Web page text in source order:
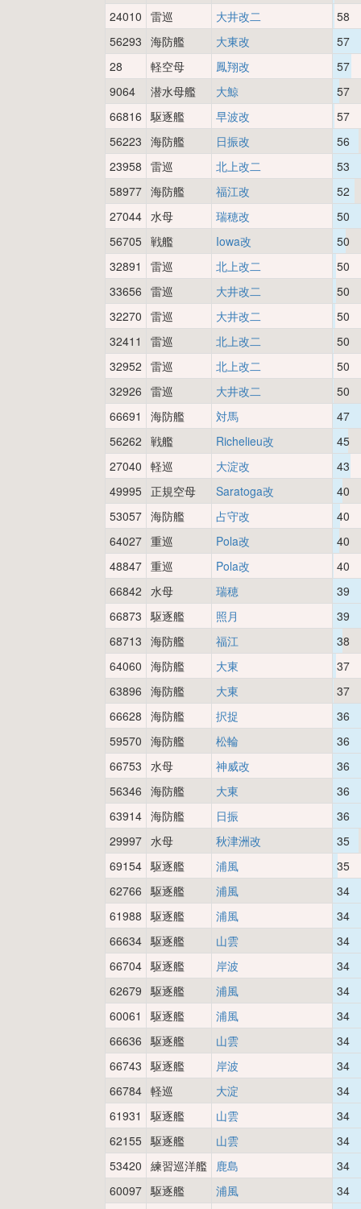
24010 雷巡 大井改二
58
56293 海防艦 大東改
57
28
軽空母 鳳翔改
57
9064
潜水母艦 大鯨
57
66816 駆逐艦 早波改
57
56223 海防艦 日振改
56
23958 雷巡 北上改二
53
58977 海防艦 福江改
52
27044 水母 瑞穂改
50
56705 戦艦 Iowa改
50
32891
雷巡 北上改二
50
33656 雷巡 大井改二
50
32270 雷巡 大井改二
50
32411
雷巡 北上改二
50
32952 雷巡 北上改二
50
32926 雷巡 大井改二
50
66691
海防艦 対馬
47
56262 戦艦 Richelieu改
45
27040 軽巡 大淀改
43
49995
正規空母 Saratoga改
40
53057 海防艦 占守改
40
64027 重巡 Pola改
40
48847 重巡 Pola改
40
66842 水母 瑞穂
39
66873 駆逐艦 照月
39
68713 海防艦 福江
38
64060 海防艦 大東
37
63896 海防艦 大東
37
66628 海防艦 択捉
36
59570 海防艦 松輪
36
66753 水母 神威改
36
56346 海防艦 大東
36
63914 海防艦 日振
36
29997 水母 秋津洲改
35
69154 駆逐艦 浦風
35
62766 駆逐艦 浦風
34
61988 駆逐艦 浦風
34
66634 駆逐艦 山雲
34
66704 駆逐艦 岸波
34
62679 駆逐艦 浦風
34
60061
駆逐艦 浦風
34
66636 駆逐艦 山雲
34
66743 駆逐艦 岸波
34
66784 軽巡 大淀
34
61931
駆逐艦 山雲
34
62155 駆逐艦 山雲
34
53420 練習巡洋艦 鹿島
34
60097 駆逐艦 浦風
34